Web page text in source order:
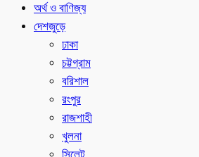
অর্থ ও বাণিজ্য
দেশজুড়ে
ঢাকা
চট্টগ্রাম
বরিশাল
রংপুর
রাজশাহী
খুলনা